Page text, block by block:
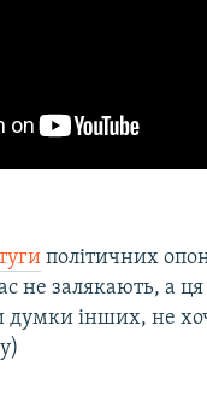
політичних
не залякають, а
думки інших, не